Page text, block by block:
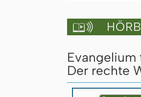

Der rechte